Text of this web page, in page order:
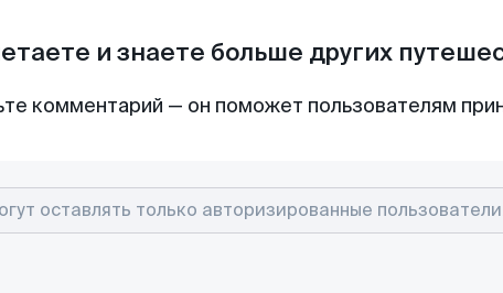
и знаете больше других
комментарий — он поможет пользователям